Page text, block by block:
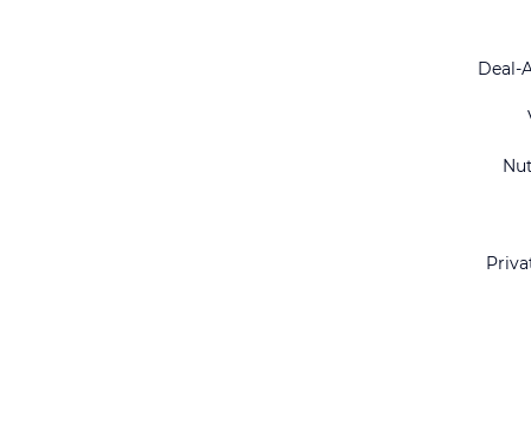
Deal-